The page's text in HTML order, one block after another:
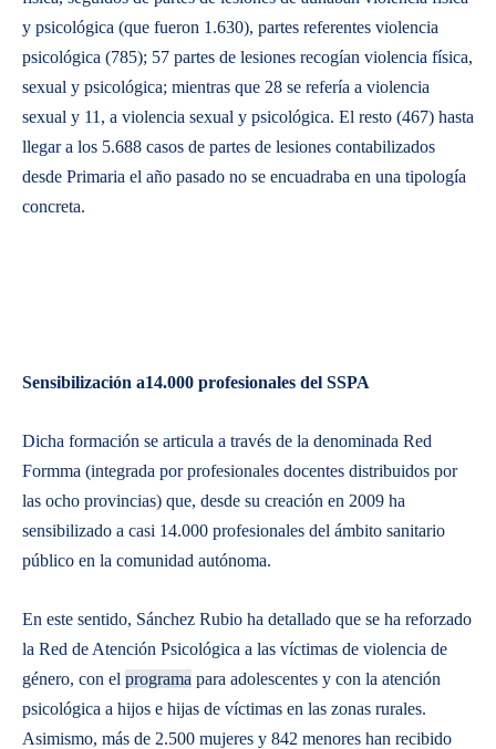
y psicológica (que fueron 1.630), partes referentes violencia
psicológica (785); 57 partes de lesiones recogían violencia física,
sexual y psicológica; mientras que 28 se refería a violencia
sexual y 11, a violencia sexual y psicológica. El resto (467) hasta
llegar a los 5.688 casos de partes de lesiones contabilizados
desde Primaria el año pasado no se encuadraba en una tipología
concreta.
Sensibilización a14.000 profesionales del SSPA
Dicha formación se articula a través de la denominada Red
Formma (integrada por profesionales docentes distribuidos por
las ocho provincias) que, desde su creación en 2009 ha
sensibilizado a casi 14.000 profesionales del ámbito sanitario
público en la comunidad autónoma.
En este sentido, Sánchez Rubio ha detallado que se ha reforzado
la Red de Atención Psicológica a las víctimas de violencia de
género, con el programa para adolescentes y con la atención
psicológica a hijos e hijas de víctimas en las zonas rurales.
Asimismo, más de 2.500 mujeres y 842 menores han recibido